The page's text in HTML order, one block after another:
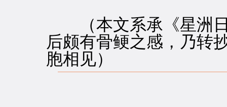
（本文系承《星洲日
后颇有骨鲠之感，乃转
胞相见）